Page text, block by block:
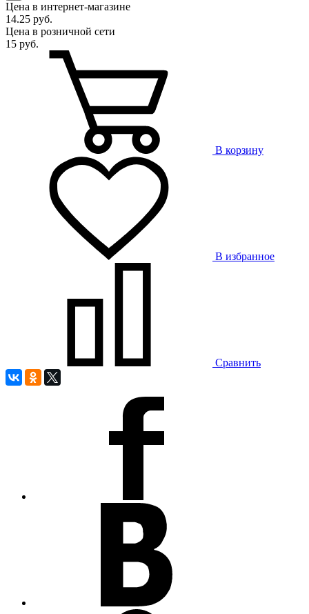
Цена в интернет-магазине
14.25 руб.
Цена в розничной сети
15 руб.
В корзину
В избранное
Сравнить